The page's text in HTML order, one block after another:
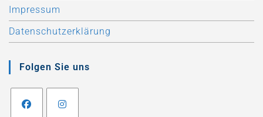
Impressum
Datenschutzerklärung
Folgen Sie uns